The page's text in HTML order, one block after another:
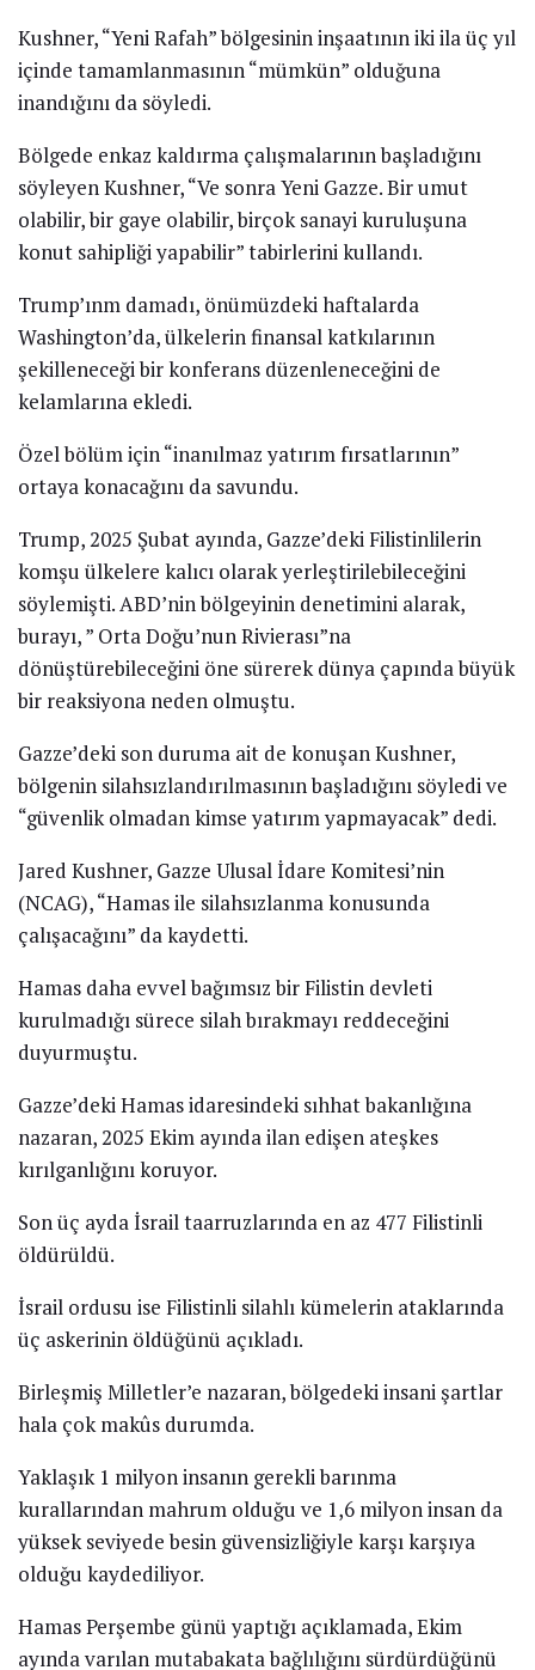
Kushner, “Yeni Rafah” bölgesinin inşaatının iki ila üç yıl
içinde tamamlanmasının “mümkün” olduğuna
inandığını da söyledi.
Bölgede enkaz kaldırma çalışmalarının başladığını
söyleyen Kushner, “Ve sonra Yeni Gazze. Bir umut
olabilir, bir gaye olabilir, birçok sanayi kuruluşuna
konut sahipliği yapabilir” tabirlerini kullandı.
Trump’ınm damadı, önümüzdeki haftalarda
Washington’da, ülkelerin finansal katkılarının
şekilleneceği bir konferans düzenleneceğini de
kelamlarına ekledi.
Özel bölüm için “inanılmaz yatırım fırsatlarının”
ortaya konacağını da savundu.
Trump, 2025 Şubat ayında, Gazze’deki Filistinlilerin
komşu ülkelere kalıcı olarak yerleştirilebileceğini
söylemişti. ABD’nin bölgeyinin denetimini alarak,
burayı, ” Orta Doğu’nun Rivierası”na
dönüştürebileceğini öne sürerek dünya çapında büyük
bir reaksiyona neden olmuştu.
Gazze’deki son duruma ait de konuşan Kushner,
bölgenin silahsızlandırılmasının başladığını söyledi ve
“güvenlik olmadan kimse yatırım yapmayacak” dedi.
Jared Kushner, Gazze Ulusal İdare Komitesi’nin
(NCAG), “Hamas ile silahsızlanma konusunda
çalışacağını” da kaydetti.
Hamas daha evvel bağımsız bir Filistin devleti
kurulmadığı sürece silah bırakmayı reddeceğini
duyurmuştu.
Gazze’deki Hamas idaresindeki sıhhat bakanlığına
nazaran, 2025 Ekim ayında ilan edişen ateşkes
kırılganlığını koruyor.
Son üç ayda İsrail taarruzlarında en az 477 Filistinli
öldürüldü.
İsrail ordusu ise Filistinli silahlı kümelerin ataklarında
üç askerinin öldüğünü açıkladı.
Birleşmiş Milletler’e nazaran, bölgedeki insani şartlar
hala çok makûs durumda.
Yaklaşık 1 milyon insanın gerekli barınma
kurallarından mahrum olduğu ve 1,6 milyon insan da
yüksek seviyede besin güvensizliğiyle karşı karşıya
olduğu kaydediliyor.
Hamas Perşembe günü yaptığı açıklamada, Ekim
ayında varılan mutabakata bağlılığını sürdürdüğünü